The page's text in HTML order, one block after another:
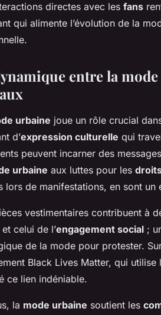
directes avec les fans
qui alimente l’évolution de la
entre la
urbaine joue un rôle crucial
d’expression culturelle qui
peuvent incarner des
urbaine aux luttes pour les
lors de manifestations, en sont un
vestimentaires contribuent à
et celui de l’engagement social ;
de la mode pour protester.
Black Lives Matter, qui
ce lien indéniable.
la mode urbaine soutient les